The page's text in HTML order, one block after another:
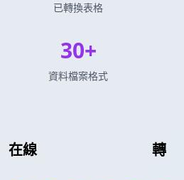
在線 轉
已轉換表格
30+
資料檔案格式